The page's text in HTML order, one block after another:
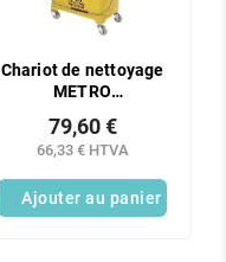
Chariot de nettoyage
METRO
1 pc.
66,33 € HTVA
79,60 €
Ajouter au panier